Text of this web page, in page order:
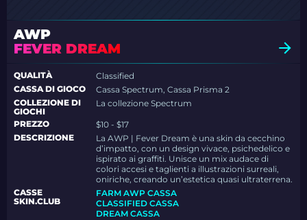
AWP
FEVER DREAM
QUALITÀ
Classified
CASSA DI GIOCO
Cassa Spectrum, Cassa Prisma 2
COLLEZIONE DI
GIOCHI
La collezione Spectrum
PREZZO
$10 - $17
DESCRIZIONE
La AWP | Fever Dream è una skin da cecchino
d’impatto, con un design vivace, psichedelico e
ispirato ai graffiti. Unisce un mix audace di
colori accesi e taglienti a illustrazioni surreali,
oniriche, creando un’estetica quasi ultraterrena.
CASSE
SKIN.CLUB
FARM AWP CASSA
CLASSIFIED CASSA
DREAM CASSA